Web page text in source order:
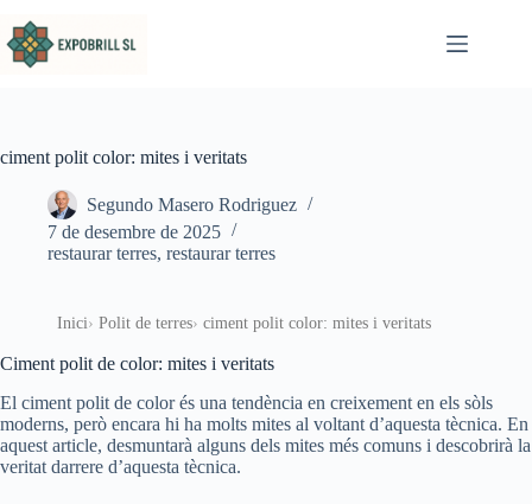
ciment polit color: mites i veritats
Segundo Masero Rodriguez
7 de desembre de 2025
restaurar terres, restaurar terres
Inici Polit de terres ciment polit color: mites i veritats
Ciment polit de color: mites i veritats
El ciment polit de color és una tendència en creixement en els sòls
moderns, però encara hi ha molts mites al voltant d’aquesta tècnica. En
aquest article, desmuntarà alguns dels mites més comuns i descobrirà la
veritat darrere d’aquesta tècnica.